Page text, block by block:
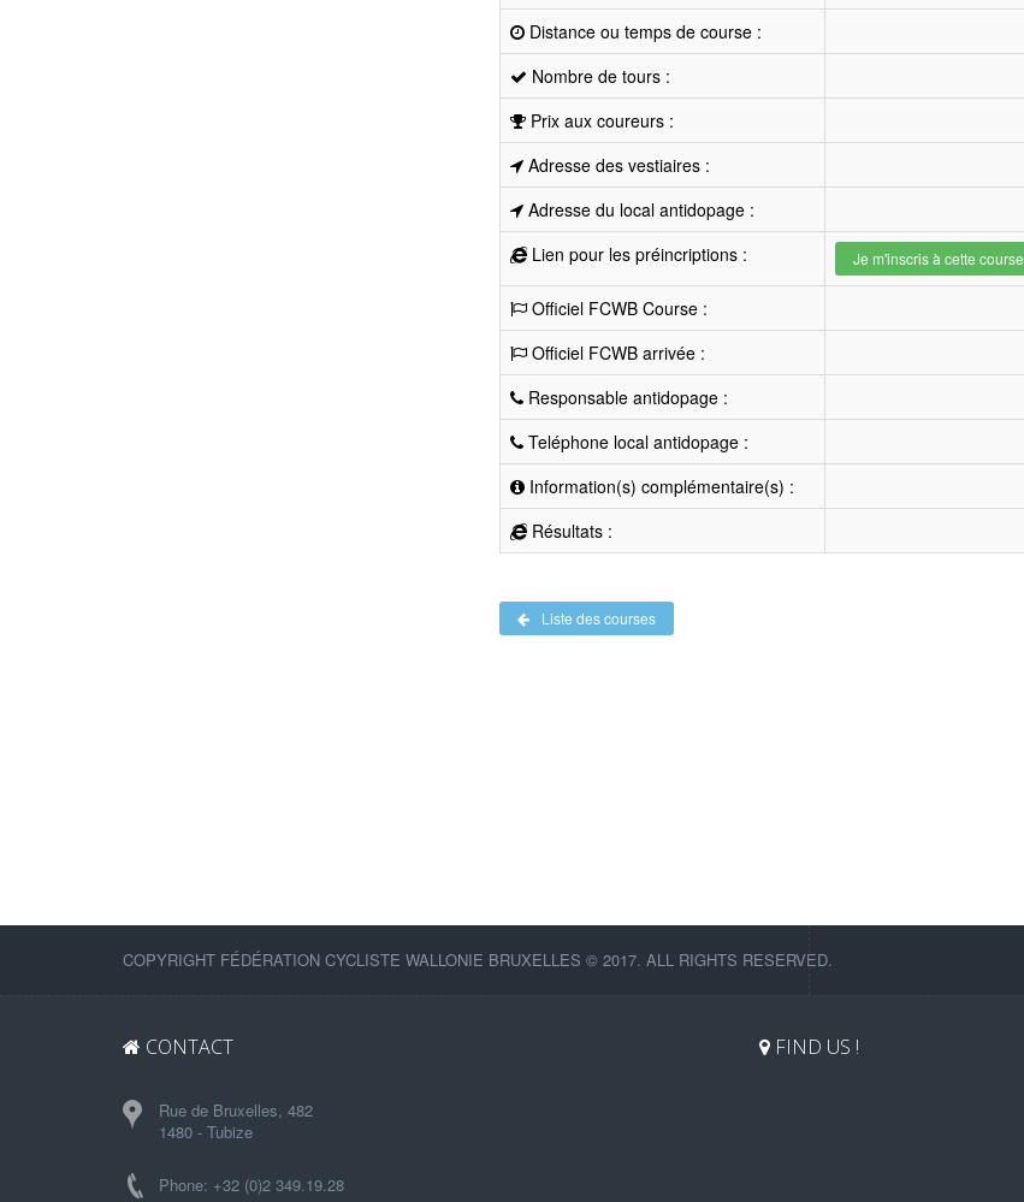
Distance ou temps de course :
Nombre de tours :
Prix aux coureurs :
Adresse des vestiaires :
Adresse du local antidopage :
Lien pour les préincriptions :
Je m'inscris à cette course
Officiel FCWB Course :
Officiel FCWB arrivée :
Responsable antidopage :
Teléphone local antidopage :
Information(s) complémentaire(s) :
Résultats :
Liste des courses
COPYRIGHT FÉDÉRATION CYCLISTE WALLONIE BRUXELLES © 2017. ALL RIGHTS RESERVED.
CONTACT
Rue de Bruxelles, 482
1480 - Tubize
Phone: +32 (0)2 349.19.28
FIND US !